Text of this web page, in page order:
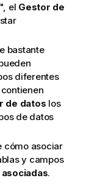
el Gestor de
bastante
diferentes
de datos los
de datos
cómo asociar
y campos
.